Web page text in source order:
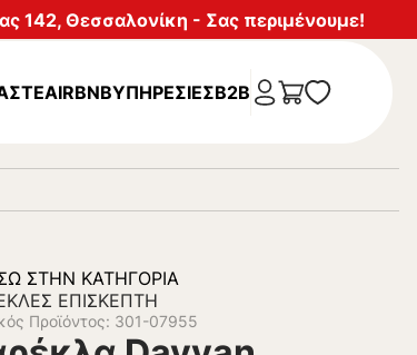
142, Θεσσαλονίκη - Σας περιμένουμε!
AIRBNBΥΠΗΡΕΣΊΕΣB2B
ΣΤΗΝ ΚΑΤΗΓΟΡΊΑ
ΕΠΙΣΚΈΠΤΗ
Προϊόντος: 301-07955